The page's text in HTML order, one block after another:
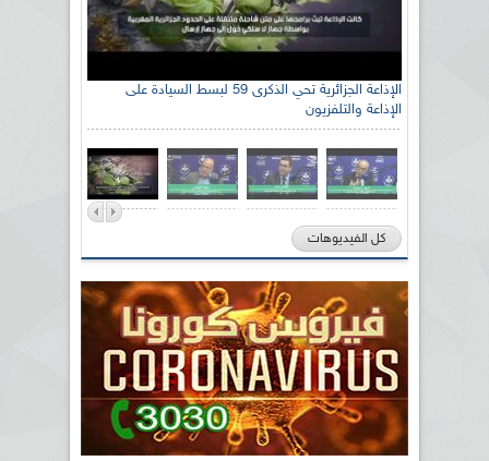
الإذاعة الجزائرية تحي الذكرى 59 لبسط السيادة على
الإذاعة والتلفزيون
كل الفيديوهات